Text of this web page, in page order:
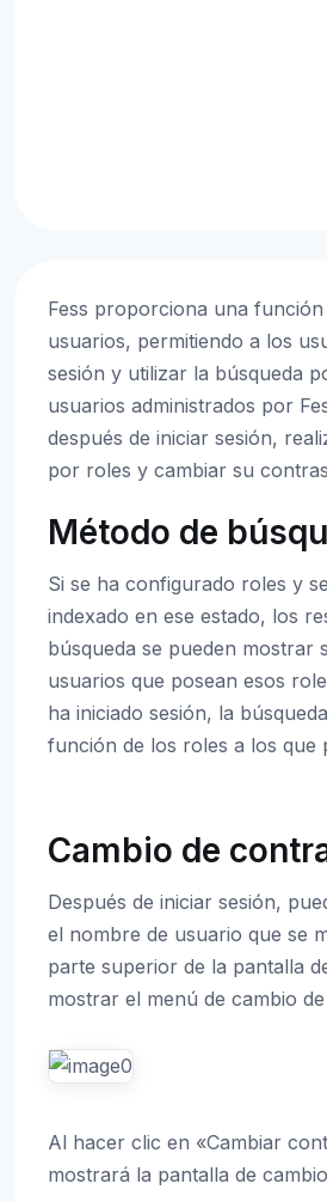
Fess proporciona una función
usuarios, permitiendo a los
sesión y utilizar la búsqueda
usuarios administrados por
después de iniciar sesión,
por roles y cambiar su
Método de
Si se ha configurado roles y
indexado en ese estado, los
búsqueda se pueden mostrar
usuarios que posean esos
ha iniciado sesión, la
función de los roles a los que
Cambio de
Después de iniciar sesión,
el nombre de usuario que se
parte superior de la pantalla
mostrar el menú de cambio
Al hacer clic en «Cambiar
mostrará la pantalla de